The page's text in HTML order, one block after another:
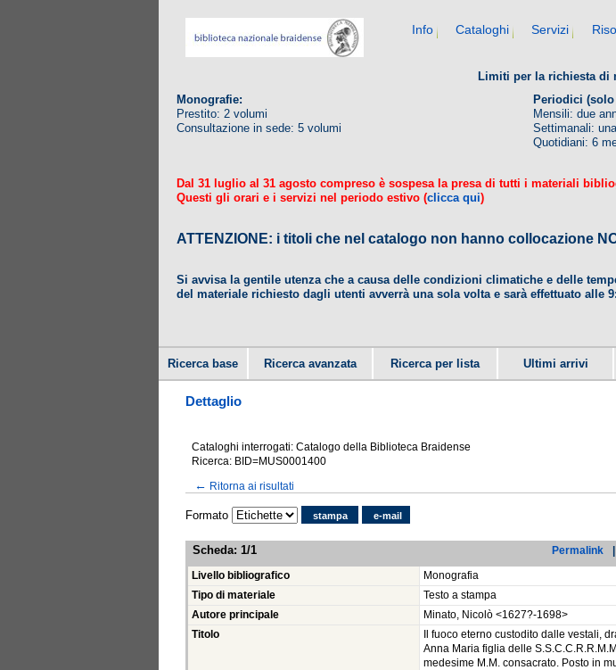
Info Cataloghi Servizi
Limiti per la richiesta di
Monografie:
Periodici
Prestito: 2 volumi
Mensili: due
Consultazione in sede: 5 volumi
Settimanali:
Quotidiani: 6
Dal 31 luglio al 31 agosto compreso è sospesa la presa di tutti i materiali
Questi gli orari e i servizi nel periodo estivo (clicca qui)
ATTENZIONE: i titoli che nel catalogo non hanno collocazione
Si avvisa la gentile utenza che a causa delle condizioni climatiche e delle
del materiale richiesto dagli utenti avverrà una sola volta e sarà effettuato alle
Ricerca base Ricerca avanzata Ricerca per lista Ultimi arrivi
Dettaglio
Cataloghi interrogati: Catalogo della Biblioteca Braidense
Ricerca: BID=MUS0001400
← Ritorna ai risultati
Formato stampa e-mail
Scheda: 1/1 Permalink
Livello bibliografico
Monografia
Tipo di materiale
Testo a stampa
Autore principale
Minato, Nicolò <1627?-1698>
Titolo
Il fuoco eterno custodito dalle vestali,
Anna Maria figlia delle
medesime M.M. consacrato. Posto in